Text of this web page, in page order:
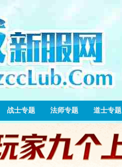
战士专题 法师专题 道士专题